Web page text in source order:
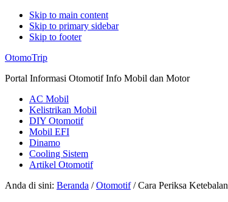
Skip to main content
Skip to primary sidebar
Skip to footer
Additional
menu
OtomoTrip
Portal Informasi Otomotif Info Mobil dan Motor
AC Mobil
Kelistrikan Mobil
DIY Otomotif
Mobil EFI
Dinamo
Cooling Sistem
Artikel Otomotif
Anda di sini: Beranda / Otomotif /Cara Periksa